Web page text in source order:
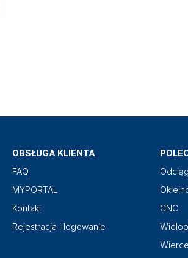
OBSŁUGA KLIENTA
FAQ
MYPORTAL
Kontakt
Rejestracja i logowanie
CNC